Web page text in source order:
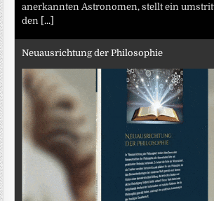
anerkannten Astronomen, stellt ein
den
[...]
Neuausrichtung der Philosophie